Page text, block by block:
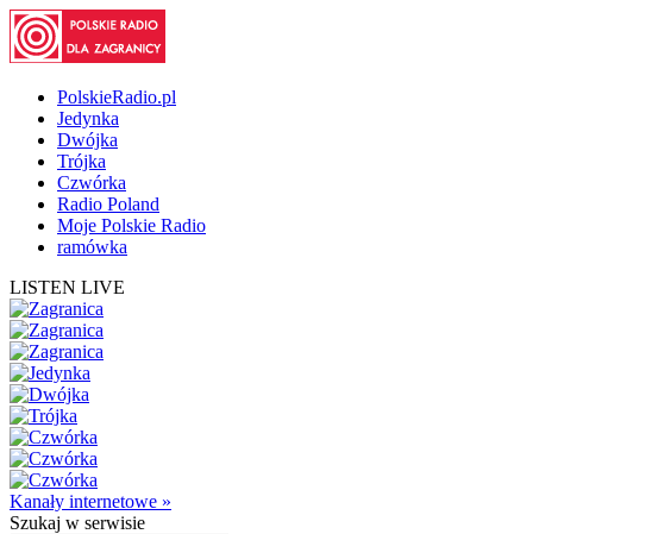
PolskieRadio.pl
Jedynka
Dwójka
Trójka
Czwórka
Radio Poland
Moje Polskie Radio
ramówka
LISTEN LIVE
Kanały internetowe »
Szukaj w serwisie